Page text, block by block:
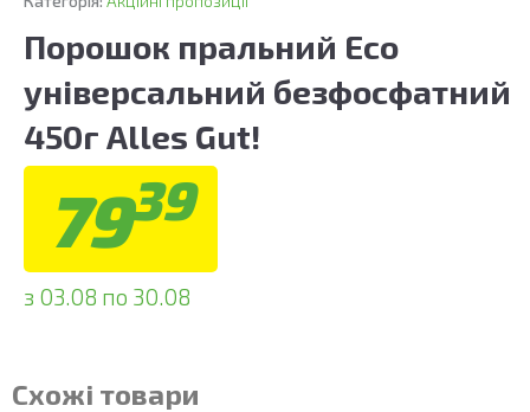
Порошок пральний Eco
універсальний безфосфатний
450г Alles Gut!
7939
з 03.08 по 30.08
Схожі товари